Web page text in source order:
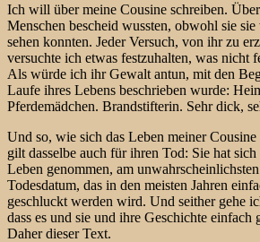
Ich will über meine Cousine schreiben.
Menschen bescheid wussten, obwohl sie
sehen konnten. Jeder Versuch, von ihr zu
versuchte ich etwas festzuhalten, was nicht
Als würde ich ihr Gewalt antun, mit den
Laufe ihres Lebens beschrieben wurde:
Pferdemädchen. Brandstifterin. Sehr dick,
Und so, wie sich das Leben meiner
gilt dasselbe auch für ihren Tod: Sie hat
Leben genommen, am
Todesdatum, das in den meisten Jahren
geschluckt werden wird. Und seither gehe
dass es und sie und ihre Geschichte einfach
Daher dieser Text.